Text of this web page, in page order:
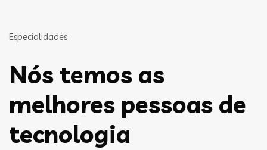
Especialidades
Nós temos as
melhores pessoas de
tecnologia